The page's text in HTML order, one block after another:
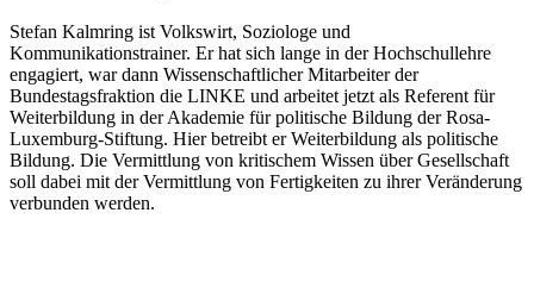
Stefan Kalmring ist Volkswirt, Soziologe und
Kommunikationstrainer. Er hat sich lange in der Hochschullehre
engagiert, war dann Wissenschaftlicher Mitarbeiter der
Bundestagsfraktion die LINKE und arbeitet jetzt als Referent für
Weiterbildung in der Akademie für politische Bildung der Rosa-
Luxemburg-Stiftung. Hier betreibt er Weiterbildung als politische
Bildung. Die Vermittlung von kritischem Wissen über Gesellschaft
soll dabei mit der Vermittlung von Fertigkeiten zu ihrer Veränderung
verbunden werden.